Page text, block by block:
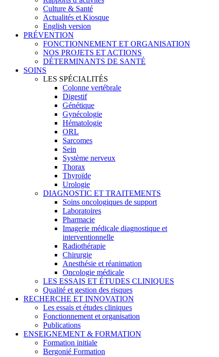
Culture & Santé
Actualités et Kiosque
English version
PRÉVENTION
FONCTIONNEMENT ET ORGANISATION
NOS PROJETS ET ACTIONS
DÉTERMINANTS DE SANTÉ
SOINS
LES SPÉCIALITÉS
Colonne vertébrale
Digestif
Génétique
Gynécologie
Hématologie
ORL
Sarcomes
Sein
Système nerveux
Thorax
Thyroïde
Urologie
DIAGNOSTIC ET TRAITEMENTS
Soins oncologiques de support
Laboratoires
Pharmacie
Imagerie médicale diagnostique et
interventionnelle
Radiothérapie
Chirurgie
Anesthésie et réanimation
Oncologie médicale
LES ESSAIS ET ÉTUDES CLINIQUES
Qualité et gestion des risques
RECHERCHE ET INNOVATION
Les essais et études cliniques
Fonctionnement et organisation
Publications
ENSEIGNEMENT & FORMATION
Formation initiale
Bergonié Formation